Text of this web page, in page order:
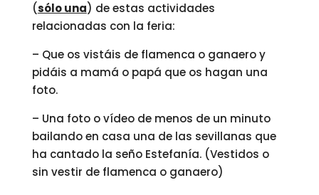
(sólo una) de estas actividades
relacionadas con la feria:
– Que os vistáis de flamenca o ganaero y
pidáis a mamá o papá que os hagan una
foto.
– Una foto o vídeo de menos de un minuto
bailando en casa una de las sevillanas que
ha cantado la seño Estefanía. (Vestidos o
sin vestir de flamenca o ganaero)